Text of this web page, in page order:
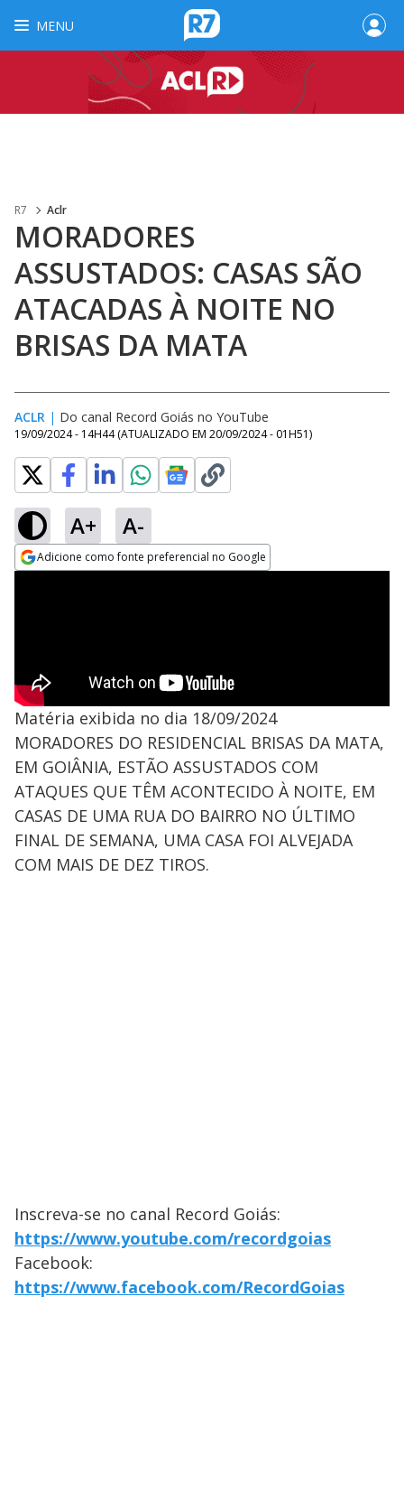
MENU
R7 Aclr
MORADORES
ASSUSTADOS: CASAS SÃO
ATACADAS À NOITE NO
BRISAS DA MATA
ACLR | Do canal Record Goiás no YouTube
19/09/2024 - 14H44 (ATUALIZADO EM 20/09/2024 - 01H51)
A+ A-
Adicione como fonte preferencial no Google
Matéria exibida no dia 18/09/2024
MORADORES DO RESIDENCIAL BRISAS DA MATA,
EM GOIÂNIA, ESTÃO ASSUSTADOS COM
ATAQUES QUE TÊM ACONTECIDO À NOITE, EM
CASAS DE UMA RUA DO BAIRRO NO ÚLTIMO
FINAL DE SEMANA, UMA CASA FOI ALVEJADA
COM MAIS DE DEZ TIROS.
Inscreva-se no canal Record Goiás:
https://www.youtube.com/recordgoias
Facebook:
https://www.facebook.com/RecordGoias